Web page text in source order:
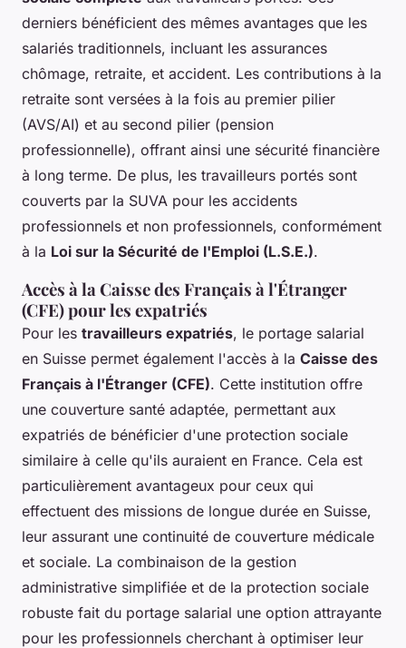
derniers bénéficient des mêmes avantages que les
salariés traditionnels, incluant les assurances
chômage, retraite, et accident. Les contributions à la
retraite sont versées à la fois au premier pilier
(AVS/AI) et au second pilier (pension
professionnelle), offrant ainsi une sécurité financière
à long terme. De plus, les travailleurs portés sont
couverts par la SUVA pour les accidents
professionnels et non professionnels, conformément
à la Loi sur la Sécurité de l'Emploi (L.S.E.).
Accès à la Caisse des Français à l'Étranger
(CFE) pour les expatriés
Pour les travailleurs expatriés, le portage salarial
en Suisse permet également l'accès à la Caisse des
Français à l'Étranger (CFE). Cette institution offre
une couverture santé adaptée, permettant aux
expatriés de bénéficier d'une protection sociale
similaire à celle qu'ils auraient en France. Cela est
particulièrement avantageux pour ceux qui
effectuent des missions de longue durée en Suisse,
leur assurant une continuité de couverture médicale
et sociale. La combinaison de la gestion
administrative simplifiée et de la protection sociale
robuste fait du portage salarial une option attrayante
pour les professionnels cherchant à optimiser leur